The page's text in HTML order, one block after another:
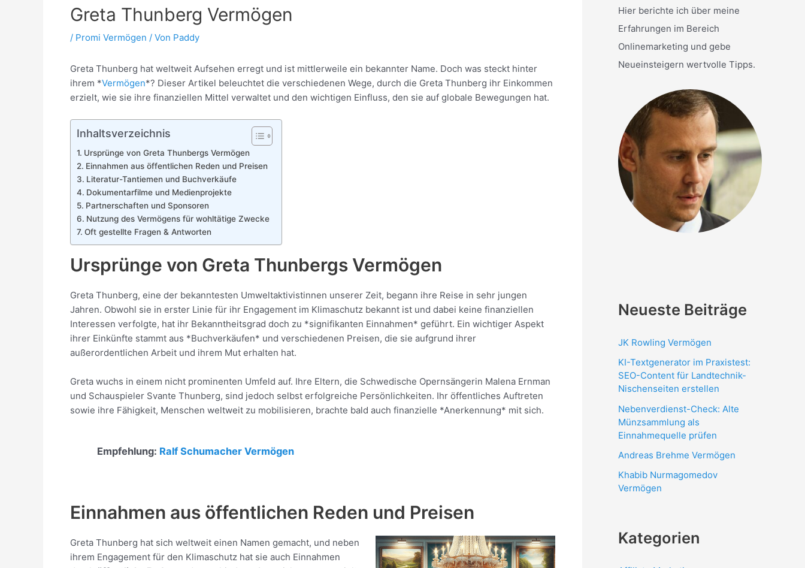
Greta Thunberg Vermögen
/ Promi Vermögen / Von Paddy
Greta Thunberg hat weltweit Aufsehen erregt und ist mittlerweile ein bekannter Name. Doch was steckt hinter
ihrem *Vermögen*? Dieser Artikel beleuchtet die verschiedenen Wege, durch die Greta Thunberg ihr Einkommen
erzielt, wie sie ihre finanziellen Mittel verwaltet und den wichtigen Einfluss, den sie auf globale Bewegungen hat.
Inhaltsverzeichnis
Ursprünge von Greta Thunbergs Vermögen
Einnahmen aus öffentlichen Reden und Preisen
Literatur-Tantiemen und Buchverkäufe
Dokumentarfilme und Medienprojekte
Partnerschaften und Sponsoren
Nutzung des Vermögens für wohltätige Zwecke
Oft gestellte Fragen & Antworten
Ursprünge von Greta Thunbergs Vermögen
Greta Thunberg, eine der bekanntesten Umweltaktivistinnen unserer Zeit, begann ihre Reise in sehr jungen
Jahren. Obwohl sie in erster Linie für ihr Engagement im Klimaschutz bekannt ist und dabei keine finanziellen
Interessen verfolgte, hat ihr Bekanntheitsgrad doch zu *signifikanten Einnahmen* geführt. Ein wichtiger Aspekt
ihrer Einkünfte stammt aus *Buchverkäufen* und verschiedenen Preisen, die sie aufgrund ihrer
außerordentlichen Arbeit und ihrem Mut erhalten hat.
Greta wuchs in einem nicht prominenten Umfeld auf. Ihre Eltern, die Schwedische Opernsängerin Malena Ernman
und Schauspieler Svante Thunberg, sind jedoch selbst erfolgreiche Persönlichkeiten. Ihr öffentliches Auftreten
sowie ihre Fähigkeit, Menschen weltweit zu mobilisieren, brachte bald auch finanzielle *Anerkennung* mit sich.
Empfehlung: Ralf Schumacher Vermögen
Einnahmen aus öffentlichen Reden und Preisen
Greta Thunberg hat sich weltweit einen Namen gemacht, und neben
ihrem Engagement für den Klimaschutz hat sie auch Einnahmen
Hier berichte ich über meine
Erfahrungen im Bereich
Onlinemarketing und gebe
Neueinsteigern wertvolle Tipps.
Neueste Beiträge
JK Rowling Vermögen
KI-Textgenerator im Praxistest:
SEO-Content für Landtechnik-
Nischenseiten erstellen
Nebenverdienst-Check: Alte
Münzsammlung als
Einnahmequelle prüfen
Andreas Brehme Vermögen
Khabib Nurmagomedov
Vermögen
Kategorien